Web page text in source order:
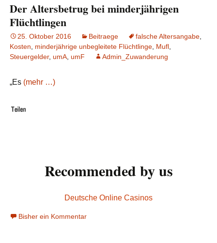
Der Altersbetrug bei minderjährigen
Flüchtlingen
25. Oktober 2016 Beitraege falsche Altersangabe
Kosten
minderjährige unbegleitete Flüchtlinge Mufl
Steuergelder, umA umF Admin_Zuwanderung
„Es (mehr …)
Recommended by us
Deutsche Online Casinos
Bisher ein Kommentar